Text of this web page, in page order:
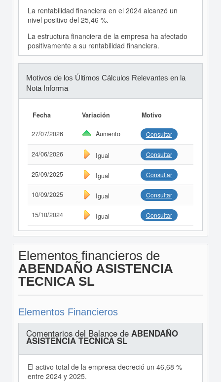
La rentabilidad financiera en el 2024 alcanzó un
nivel positivo del 25,46 %.
La estructura financiera de la empresa ha afectado
positivamente a su rentabilidad financiera.
Motivos de los Últimos Cálculos Relevantes en la
Nota Informa
Fecha Variación Motivo
27/07/2026 Aumento Consultar
24/06/2026 Igual Consultar
25/09/2025 Igual Consultar
10/09/2025 Igual Consultar
15/10/2024 Igual Consultar
Elementos financieros de
ABENDAÑO ASISTENCIA
TECNICA SL
Elementos Financieros
Comentarios del Balance de ABENDAÑO
ASISTENCIA TECNICA SL
El activo total de la empresa decreció un 46,68 %
entre 2024 y 2025.